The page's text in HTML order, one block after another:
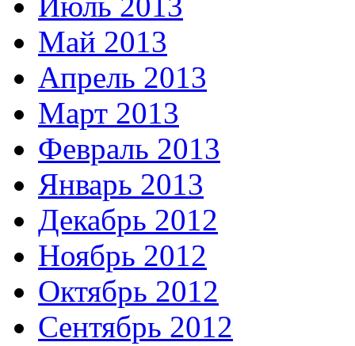
Май 2013
Апрель 2013
Март 2013
Февраль 2013
Январь 2013
Декабрь 2012
Ноябрь 2012
Октябрь 2012
Сентябрь 2012